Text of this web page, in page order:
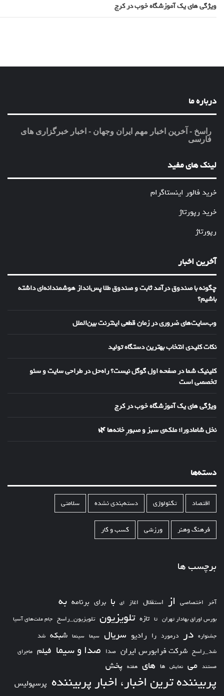
ویژگی های یک آموزشگاه خوب در کرج
درباره ما
راسخ - آخرین اخبار مهم ایران وجهان - اخبار خبرگزاری های
فارسی
لینک های مفید
خرید فالور اینستاگرام
خرید رپورتاژ
رپورتاژ
آخرین اخبار
چگونه با صندوق درآمد ثابت و صندوق طلا پس‌انداز هوشمندانه‌ای داشته
باشیم؟
وب‌سایت‌های ضروری در زمان قطعی اینترنت بین‌الملل
نکات کلیدی انتخاب بهترین دستگاه تولید
کلینیک شما در صفحه اول گوگل نیست؟ راه‌حل در طراحی سایت و سئو
تخصصی است
ویژگی های یک آموزشگاه خوب در کرج
نخل شامادورا؛ ملکه‌ی سبز و صبورِ خانه‌ها 🌿
دسته‌ها
اقتصاد تکنولوژی دسته‌بندی نشده سلامتی
فرهنگ وهنر ورزشی کسب و کار
برچسب ها
آخر اختصاصی از استقلال اغاز ای با برای برنامه به
بورس اوراق بهادار تهران تا تازه تلویزیون تلویزیون_راسخ جام ملت‌های آسیا
جشنواره در درمورد را رادیو سریال سیما سینما شبکه شد
شد_راسخ شرکت فرابورس ایران صدا صدا و سیما فیلم ماجرای
مستند می نمایش ها های هفته پخش
پربیننده ترین اخبار، اخبار پربیننده پرسپولیس